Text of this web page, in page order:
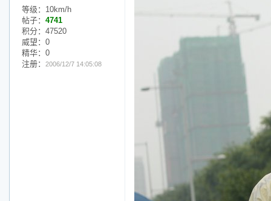
等级：10km/h
帖子： 4741
积分：47520
威望：0
精华：0
注册：
2006/12/7 14:05:08